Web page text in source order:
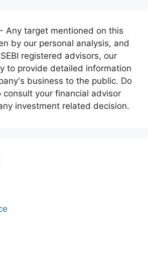
Any target mentioned on this
by our personal analysis, and
registered advisors, our
to provide detailed information
business to the public. Do
consult your financial advisor
investment related decision.